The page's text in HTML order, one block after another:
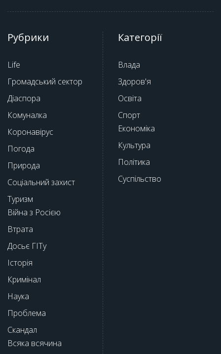
Рубрики
Life
Громадський сектор
Діаспора
Комуналка
Коронавірус
Погода
Природа
Соціальний захист
Туризм
Війна з Росією
Втрата
Досьє ГІТу
Історія
Кримінал
Наука
Проблема
Скандал
Всяка всячина
Категорії
Влада
Здоров'я
Освіта
Спорт
Економіка
Культура
Політика
Суспільство